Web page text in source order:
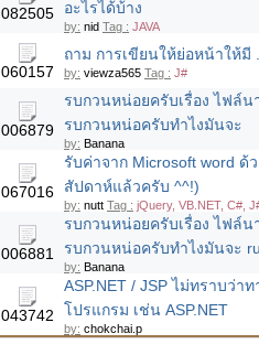
082505
อะไรได้บ้าง
by: nid Tag : JAVA
060157
ถาม การเขียนให้ย่อหน้าให้
by: viewza565 Tag : J#
006879
รบกวนหน่อยครับเรื่อง ไฟล์
รบกวนหน่อครับทำไงมันจะ
by: Banana
067016
รับค่าจาก Microsoft word
สัปดาห์แล้วครับ ^^!)
by: nutt Tag : jQuery, VB.NET, C#,
006881
รบกวนหน่อยครับเรื่อง ไฟล์
รบกวนหน่อครับทำไงมันจะ
by: Banana
043742
ASP.NET / JSP ไม่ทราบว่า
โปรแกรม เช่น ASP.NET
by: chokchai.p